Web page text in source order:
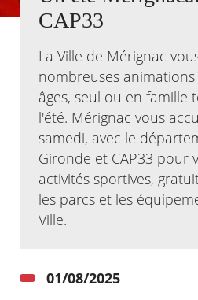
Actualités
Kiosque
Espace de services en ligne
Facebook
X Instagram
Youtube
Linkedin
CAP33
La Ville de Mérignac
nombreuses
âges, seul ou en famille
l'été. Mérignac vous
samedi, avec le
Gironde et CAP33 pour
activités sportives,
les parcs et les
Ville.
01/08/2025